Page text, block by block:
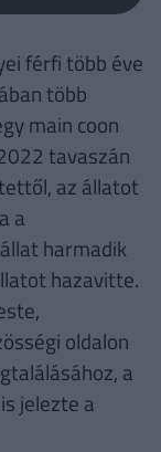
férfi több éve
több
main coon
tavaszán
az állatot
a
harmadik
hazavitte.
oldalon
a
jelezte a